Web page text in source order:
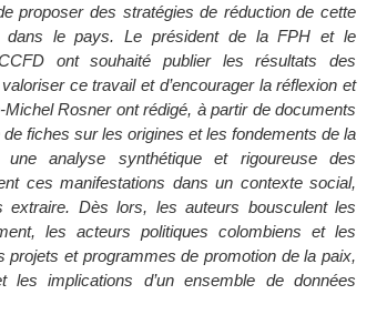
proposer des stratégies de réduction de cette
dans le pays. Le président de la FPH et le
ont souhaité publier les résultats des
ce travail et d’encourager la réflexion et
Rosner ont rédigé, à partir de documents
fiches sur les origines et les fondements de la
analyse synthétique et rigoureuse des
ces manifestations dans un contexte social,
Dès lors, les auteurs bousculent les
les acteurs politiques colombiens et les
et programmes de promotion de la paix,
implications d’un ensemble de données